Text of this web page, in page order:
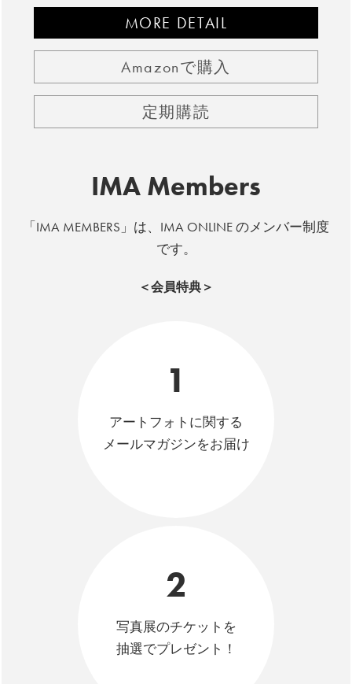
MORE DETAIL
Amazonで購入
定期購読
IMA Members
「IMA MEMBERS」は、IMA ONLINE のメンバー制度
です。
＜会員特典＞
1
アートフォトに関する
メールマガジンをお届け
2
写真展のチケットを
抽選でプレゼント！